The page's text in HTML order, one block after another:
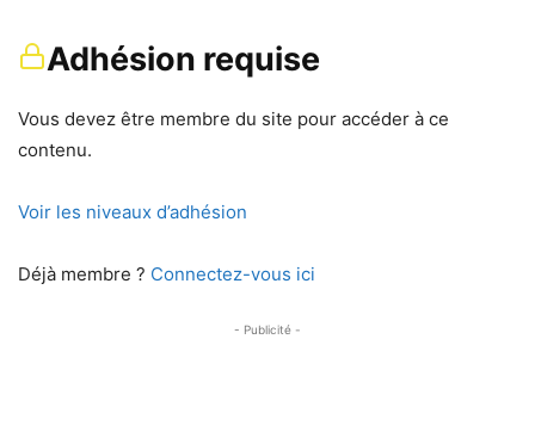
Adhésion requise
Vous devez être membre du site pour accéder à ce
contenu.
Voir les niveaux d’adhésion
Déjà membre ? Connectez-vous ici
- Publicité -